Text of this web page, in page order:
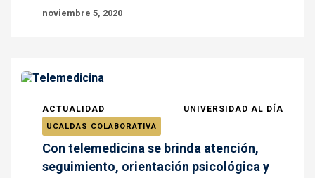
noviembre 5, 2020
ACTUALIDAD UNIVERSIDAD AL DÍA
UCALDAS COLABORATIVA
Con telemedicina se brinda atención,
seguimiento, orientación psicológica y